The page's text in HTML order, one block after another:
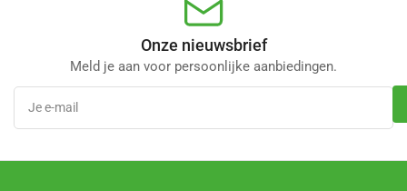
Onze nieuwsbrief
Meld je aan voor persoonlijke aanbiedingen.
Je
mail